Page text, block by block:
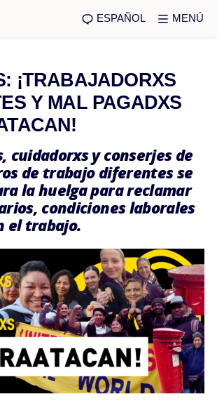
ESPAÑOL MENÚ
¡TRABAJADORXS
Y MAL PAGADXS
cuidadorxs y conserjes de
de trabajo diferentes se
la huelga para reclamar
condiciones laborales
el trabajo.